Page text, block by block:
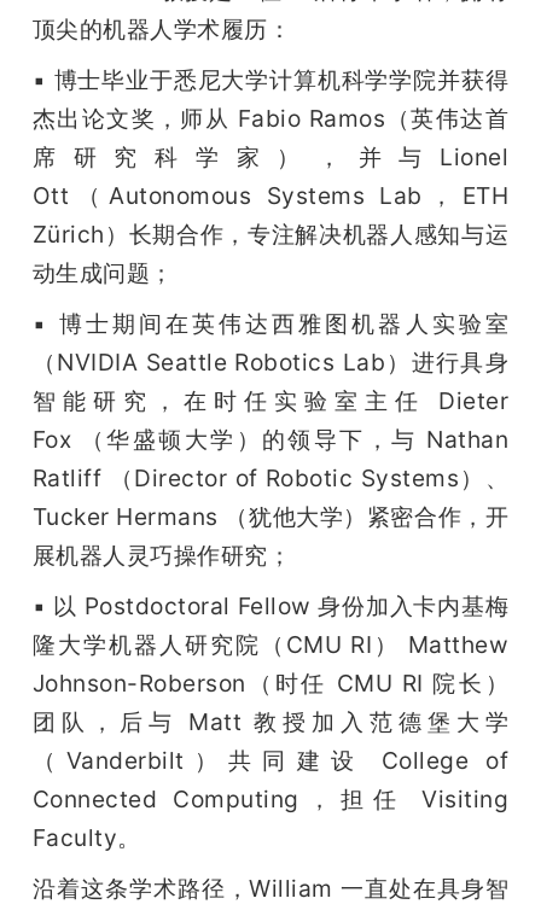
顶尖的机器⼈学术履历：
▪ 博士毕业于悉尼大学计算机科学学院并获得
杰出论文奖，师从 Fabio Ramos（英伟达首
席研究科学家），并与Lionel
Ott（Autonomous Systems Lab，ETH
Zürich）长期合作，专注解决机器人感知与运
动生成问题；
▪ 博士期间在英伟达西雅图机器人实验室
（NVIDIA Seattle Robotics Lab）进行具身
智能研究，在时任实验室主任 Dieter
Fox （华盛顿大学）的领导下，与 Nathan
Ratliff （Director of Robotic Systems）、
Tucker Hermans （犹他大学）紧密合作，开
展机器人灵巧操作研究；
▪ 以 Postdoctoral Fellow 身份加入卡内基梅
隆大学机器人研究院（CMU RI） Matthew
Johnson-Roberson（时任 CMU RI 院长）
团队，后与 Matt 教授加入范德堡大学
（Vanderbilt）共同建设 College of
Connected Computing，担任 Visiting
Faculty。
沿着这条学术路径，William 一直处在具身智